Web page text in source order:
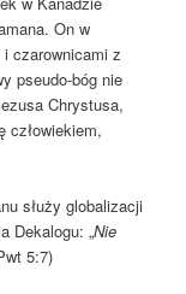
On w
czarownicami z
pseudo-bóg nie
Chrystusa,
człowiekiem,
służy globalizacji
Dekalogu: „Nie
5:7)